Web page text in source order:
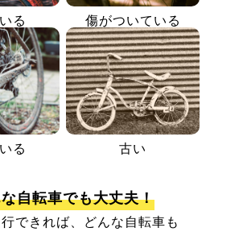
る 傷がついている
る 古い
自転車でも大丈夫！
できれば、どんな自転車も